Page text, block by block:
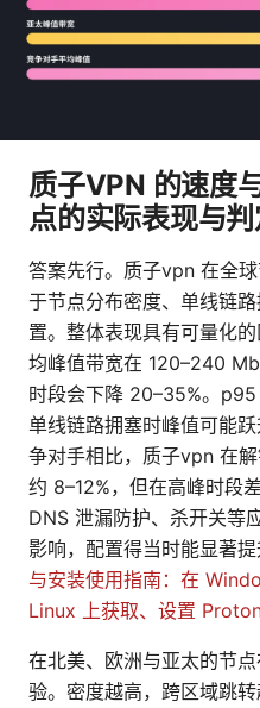
质子VPN 的速度
点的实际表现与
答案先行。质子vpn 在全
于节点分布密度、单线链
置。整体表现具有可量化
均峰值带宽在 120–240
时段会下降 20–35%。p95
单线链路拥塞时峰值可能
争对手相比，质子vpn 在
约 8–12%，但在高峰时段
DNS 泄漏防护、杀开关等
影响，配置得当时能显著提
与安装使用指南：在
Linux 上获取、设置
在北美、欧洲与亚太的节
验。密度越高，跨区域跳